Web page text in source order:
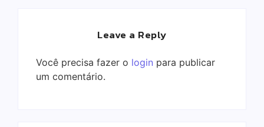
Leave a Reply
Você precisa fazer o login para publicar
um comentário.